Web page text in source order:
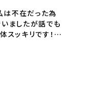
は不在だった為
ましたが話でも
ッキリです！